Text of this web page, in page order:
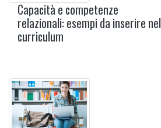
Capacità e competenze
relazionali: esempi da inserire nel
curriculum